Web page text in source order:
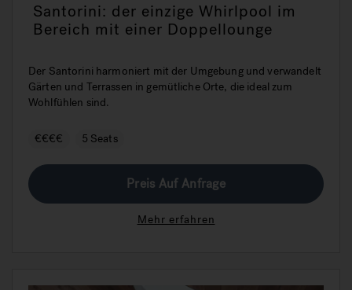
Santorini: der einzige Whirlpool im
Bereich mit einer Doppellounge
Der Santorini harmoniert mit der Umgebung und verwandelt
Gärten und Terrassen in gemütliche Orte, die ideal zum
Wohlfühlen sind.
€€€€ 5 Seats
Preis Auf Anfrage
Mehr erfahren